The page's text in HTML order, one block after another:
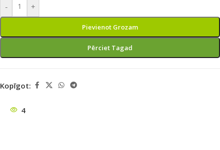
- +
Pievienot Grozam
Pērciet Tagad
Kopīgot:
4